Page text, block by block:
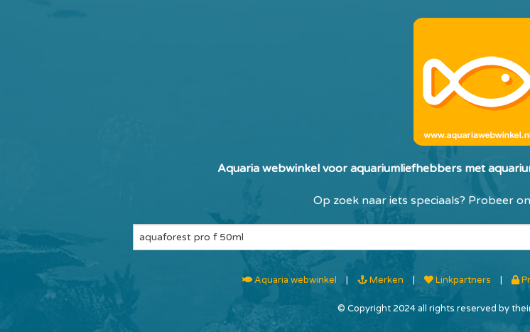
Aquaria webwinkel voor aquariumliefhebbers met
Op zoek naar iets speciaals? Probeer
Aquaria webwinkel | Merken | Linkpartners |
© Copyright 2024 all rights reserved by